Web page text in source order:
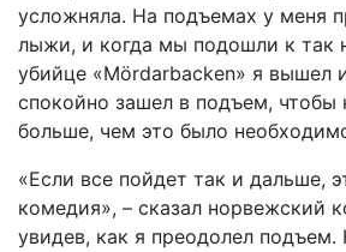
усложняла. На подъемах у меня
лыжи, и когда мы подошли к так
убийце «Mördarbacken» я вышел
спокойно зашел в подъем, чтобы
больше, чем это было
«Если все пойдет так и дальше,
комедия», – сказал норвежский
увидев, как я преодолел